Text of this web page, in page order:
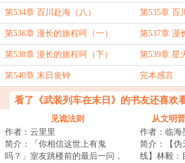
第534章 百川赴海（八） 第535章 百
第536章 漫长的旅程呵（一） 第537章 漫
第538章 漫长的旅程呵（下） 第539章 星
第540章 末日丧钟 完本感言
看了《武装列车在末日》的书友还喜欢
见诡法则
作者：云里里
简介：「你相信这世上有鬼
吗？」室友跳楼前的最后一问，
从文明
作者：临海
简介：【伪
线】林毅：